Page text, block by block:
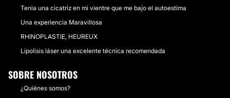
Tenia una cicatriz en mi vientre que me bajo el autoestima
Una experiencia Maravillosa
RHINOPLASTIE, HEUREUX
Lipolisis láser una excelente técnica recomendada
SOBRE NOSOTROS
¿Quiénes somos?